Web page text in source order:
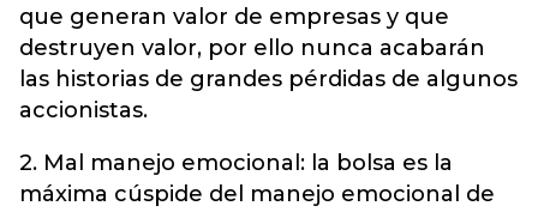
que generan valor de empresas y que
destruyen valor, por ello nunca acabarán
las historias de grandes pérdidas de algunos
accionistas.
2. Mal manejo emocional: la bolsa es la
máxima cúspide del manejo emocional de